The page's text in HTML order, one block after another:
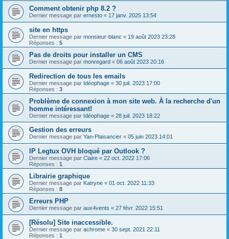
Comment obtenir php 8.2 ?
Dernier message par ernesto « 17 janv. 2025 13:54
site en https
Dernier message par monsieur-blanc « 19 août 2023 23:28
Réponses : 5
Pas de droits pour installer un CMS
Dernier message par monregard « 06 août 2023 20:16
Redirection de tous les emails
Dernier message par Idéophage « 30 juil. 2023 17:00
Réponses : 3
Problème de connexion à mon site web. À la recherche d'un
homme intéressant!
Dernier message par Idéophage « 28 juil. 2023 18:22
Gestion des erreurs
Dernier message par Yan-Plaisancier « 05 juin 2023 14:01
IP Legtux OVH bloqué par Outlook ?
Dernier message par Claire « 22 oct. 2022 17:06
Réponses : 1
Librairie graphique
Dernier message par Katryne « 01 oct. 2022 11:33
Réponses : 8
Erreurs PHP
Dernier message par aux4vents « 27 févr. 2022 15:51
[Résolu] Site inaccessible.
Dernier message par achrome « 30 sept. 2021 22:11
Réponses : 1